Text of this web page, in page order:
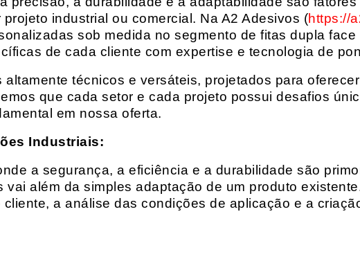
industrial ou comercial. Na A2 Adesivos (https://
sob medida no segmento de fitas dupla face
de cada cliente com expertise e tecnologia de
técnicos e versáteis, projetados para
que cada setor e cada projeto possui desafios
em nossa oferta.
Industriais:
a segurança, a eficiência e a durabilidade são
além da simples adaptação de um produto
a análise das condições de aplicação e a